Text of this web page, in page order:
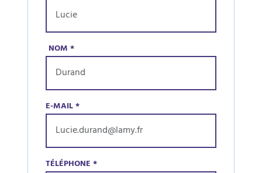
NOM*
E-MAIL*
TÉLÉPHONE*